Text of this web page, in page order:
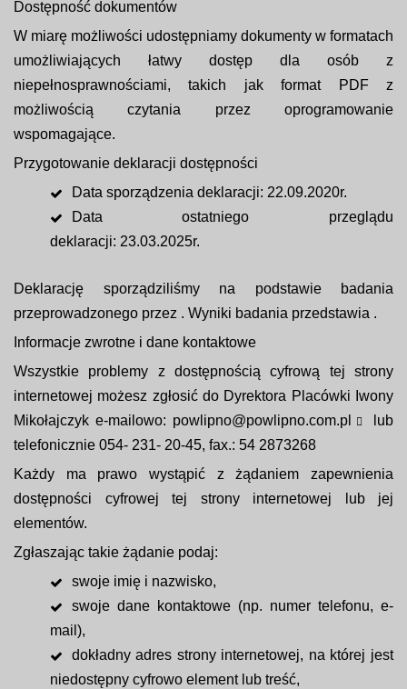
Dostępność dokumentów
W miarę możliwości udostępniamy dokumenty w formatach
umożliwiających łatwy dostęp dla osób z
niepełnosprawnościami, takich jak format PDF z
możliwością czytania przez oprogramowanie
wspomagające.
Przygotowanie deklaracji dostępności
Data sporządzenia deklaracji: 22.09.2020r.
Data ostatniego przeglądu
deklaracji: 23.03.2025r.
Deklarację sporządziliśmy na podstawie badania
przeprowadzonego przez . Wyniki badania przedstawia .
Informacje zwrotne i dane kontaktowe
Wszystkie problemy z dostępnością cyfrową tej strony
internetowej możesz zgłosić do Dyrektora Placówki Iwony
Mikołajczyk e-mailowo: powlipno@powlipno.com.pl
lub
telefonicznie 054- 231- 20-45, fax.: 54 2873268
Każdy ma prawo wystąpić z żądaniem zapewnienia
dostępności cyfrowej tej strony internetowej lub jej
elementów.
Zgłaszając takie żądanie podaj:
swoje imię i nazwisko,
swoje dane kontaktowe (np. numer telefonu, e-
mail),
dokładny adres strony internetowej, na której jest
niedostępny cyfrowo element lub treść,